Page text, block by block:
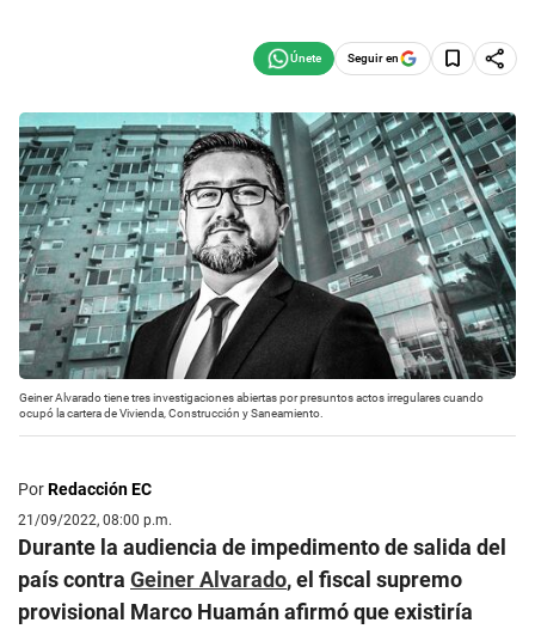
Seguir en
Geiner Alvarado tiene tres investigaciones abiertas por presuntos actos irregulares cuando
ocupó la cartera de Vivienda, Construcción y Saneamiento.
PorRedacción EC
21/09/2022, 08:00 p.m.
Durante la audiencia de impedimento de salida del
país contra Geiner Alvarado, el fiscal supremo
provisional Marco Huamán afirmó que existiría